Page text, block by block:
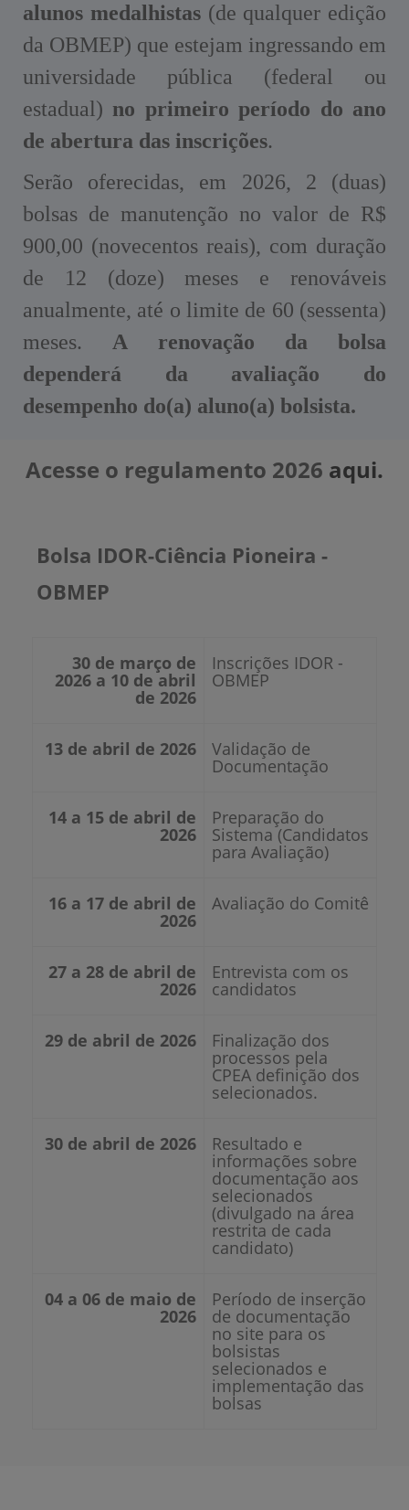
alunos medalhistas(de qualquer edição
da OBMEP) que estejam ingressando em
universidade pública (federal ou
estadual) no primeiro período do ano
de abertura das inscrições.
Serão oferecidas, em 2026, 2 (duas)
bolsas de manutenção no valor de R$
900,00 (novecentos reais), com duração
de 12 (doze) meses e renováveis
anualmente, até o limite de 60 (sessenta)
meses.A renovação da bolsa
dependerá da avaliação do
desempenho do(a) aluno(a) bolsista.
Acesse o regulamento 2026 aqui.
Bolsa IDOR-Ciência Pioneira -
OBMEP
30 de março de
2026 a 10 de abril
de 2026
Inscrições IDOR -
OBMEP
13 de abril de 2026 Validação de
Documentação
14 a 15 de abril de
2026
Preparação do
Sistema (Candidatos
para Avaliação)
16 a 17 de abril de
2026
Avaliação do Comitê
27 a 28 de abril de
2026
Entrevista com os
candidatos
29 de abril de 2026 Finalização dos
processos pela
CPEA definição dos
selecionados.
30 de abril de 2026 Resultado e
informações sobre
documentação aos
selecionados
(divulgado na área
restrita de cada
candidato)
04 a 06 de maio de
2026
Período de inserção
de documentação
no site para os
bolsistas
selecionados e
implementação das
bolsas